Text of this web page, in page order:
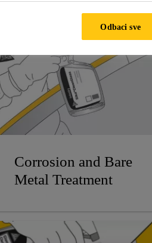
Corrosion and Bare
Metal Treatment
Odbaci sve